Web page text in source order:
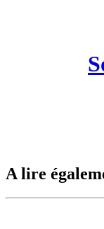
A lire